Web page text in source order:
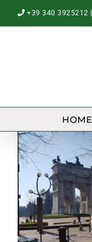
Salta
+39 340 3925212
HOME